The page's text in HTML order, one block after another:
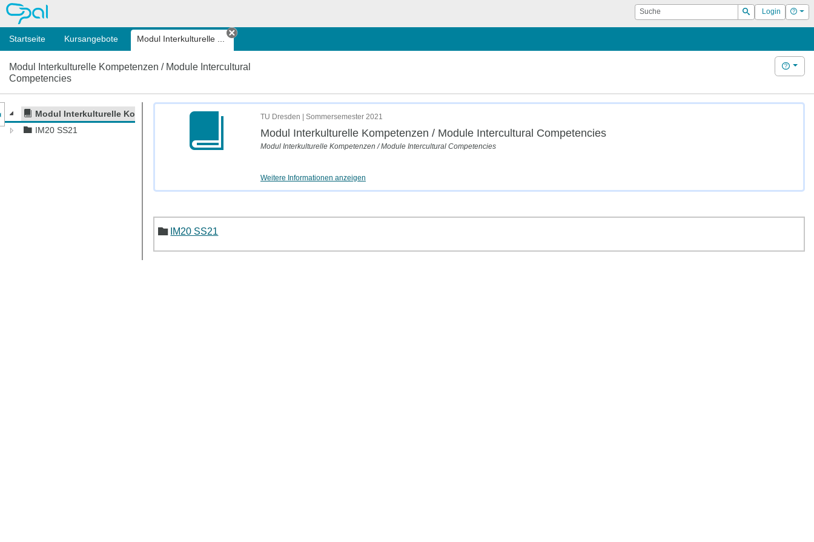
OPAL Suche
Suchen
Login Hilfe
Startseite Kursangebote Modul Interkulturelle ...
Tab schließen
Modul Interkulturelle Kompetenzen / Module Intercultural
Competencies
Hilfe
Modul Interkulturelle Kompetenzen / Module Intercultural Competencies
IM20 SS21
des Kursmenüs
TU Dresden | Sommersemester 2021
Modul Interkulturelle Kompetenzen / Module Intercultural Competencies
Modul Interkulturelle Kompetenzen / Module Intercultural Competencies
Weitere Informationen anzeigen
IM20 SS21